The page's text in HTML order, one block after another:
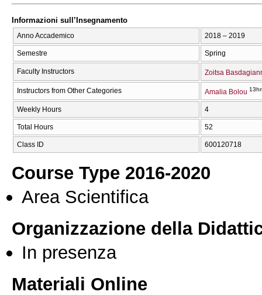
Informazioni sull’Insegnamento
Anno Accademico 2018 – 2019
Semestre Spring
Faculty Instructors Zoitsa
Instructors from Other Categories Amalia Bolou
Weekly Hours 4
Total Hours 52
Class ID 600120718
Course Type 2016-2020
Area Scientifica
Organizzazione della
In presenza
Materiali Online